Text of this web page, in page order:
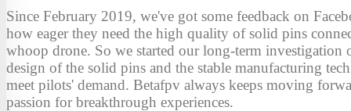
Since February 2019, we've got some feedback on
how eager they need the high quality of solid pins
whoop drone. So we started our long-term investigation
design of the solid pins and the stable manufacturing
meet pilots' demand. Betafpv always keeps moving
passion for breakthrough experiences.